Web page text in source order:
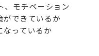
、モチベーション
ができているか
なっているか